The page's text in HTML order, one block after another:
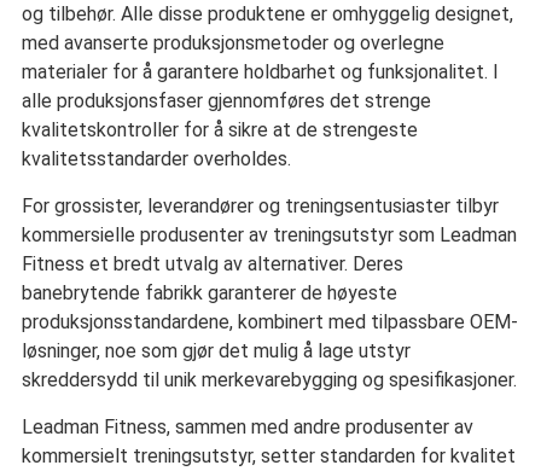
og tilbehør. Alle disse produktene er omhyggelig designet,
med avanserte produksjonsmetoder og overlegne
materialer for å garantere holdbarhet og funksjonalitet. I
alle produksjonsfaser gjennomføres det strenge
kvalitetskontroller for å sikre at de strengeste
kvalitetsstandarder overholdes.
For grossister, leverandører og treningsentusiaster tilbyr
kommersielle produsenter av treningsutstyr som Leadman
Fitness et bredt utvalg av alternativer. Deres
banebrytende fabrikk garanterer de høyeste
produksjonsstandardene, kombinert med tilpassbare OEM-
løsninger, noe som gjør det mulig å lage utstyr
skreddersydd til unik merkevarebygging og spesifikasjoner.
Leadman Fitness, sammen med andre produsenter av
kommersielt treningsutstyr, setter standarden for kvalitet